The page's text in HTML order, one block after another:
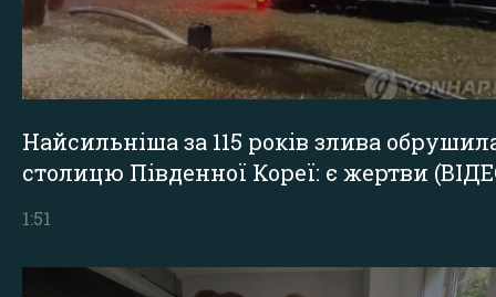
Найсильніша за 115 років злива
столицю Південної Кореї: є жертви
1:51